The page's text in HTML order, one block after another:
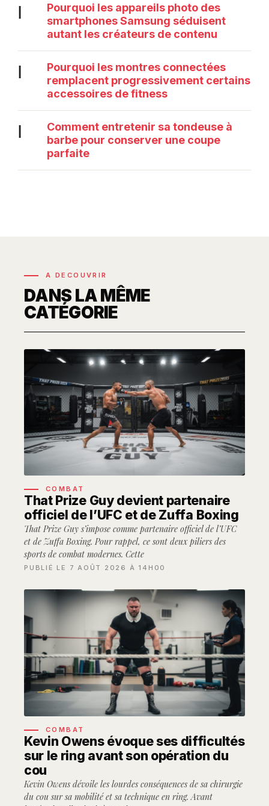
|
Pourquoi les appareils photo des
smartphones Samsung séduisent
autant les créateurs de contenu
|
Pourquoi les montres connectées
remplacent progressivement certains
accessoires de fitness
|
Comment entretenir sa tondeuse à
barbe pour conserver une coupe
parfaite
A DECOUVRIR
DANS LA MÊME
CATÉGORIE
COMBAT
That Prize Guy devient partenaire
officiel de l’UFC et de Zuffa Boxing
That Prize Guy s’impose comme partenaire officiel de l’UFC
et de Zuffa Boxing. Pour rappel, ce sont deux piliers des
sports de combat modernes. Cette
PUBLIÉ LE 7 AOÛT 2026 À 14H00
COMBAT
Kevin Owens évoque ses difficultés
sur le ring avant son opération du
cou
Kevin Owens dévoile les lourdes conséquences de sa chirurgie
du cou sur sa mobilité et sa technique en ring. Avant